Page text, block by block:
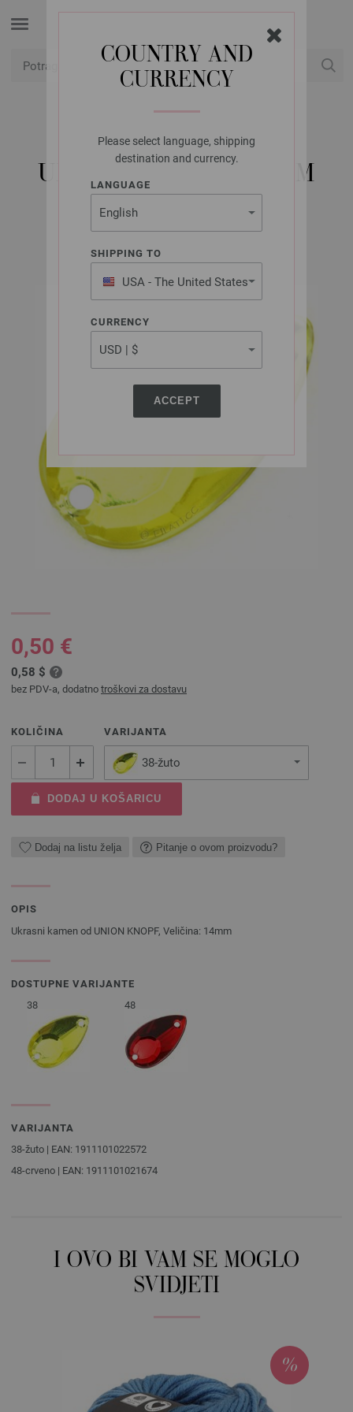
COUNTRY AND
CURRENCY
Please select language, shipping
destination and currency.
LANGUAGE
SHIPPING TO
USA - The United States
of America
CURRENCY
ACCEPT
UNION KNOPF
UKRASNI KAMEN 14MM
Artikl br.: 44505
0,50 €
0,58 $
bez PDV-a, dodatno troškovi za dostavu
KOLIČINA VARIJANTA
38-žuto
DODAJ U KOŠARICU
Dodaj na listu želja Pitanje o ovom proizvodu?
OPIS
Ukrasni kamen od UNION KNOPF, Veličina: 14mm
DOSTUPNE VARIJANTE
38
48
VARIJANTA
38-žuto | EAN: 1911101022572
48-crveno | EAN: 1911101021674
I OVO BI VAM SE MOGLO
SVIDJETI